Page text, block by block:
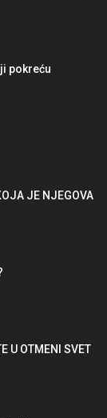
pokreću
JE NJEGOVA
U OTMENI SVET